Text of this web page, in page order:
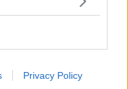
Privacy Policy
σε γήπεδο στην
πρωταθλήματος,
δεν πρέπει να το